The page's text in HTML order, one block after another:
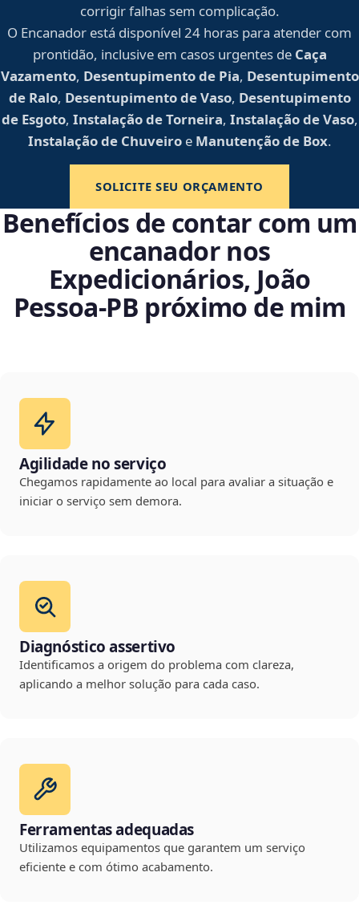
corrigir falhas sem complicação.
O Encanador está disponível 24 horas para atender com
prontidão, inclusive em casos urgentes de Caça
Vazamento, Desentupimento de Pia, Desentupimento
de Ralo, Desentupimento de Vaso, Desentupimento
de Esgoto, Instalação de Torneira, Instalação de Vaso,
Instalação de Chuveiroe Manutenção de Box.
SOLICITE SEU ORÇAMENTO
Benefícios de contar com um
encanador nos
Expedicionários, João
Pessoa‑PB próximo de mim
Agilidade no serviço
Chegamos rapidamente ao local para avaliar a situação e
iniciar o serviço sem demora.
Diagnóstico assertivo
Identificamos a origem do problema com clareza,
aplicando a melhor solução para cada caso.
Ferramentas adequadas
Utilizamos equipamentos que garantem um serviço
eficiente e com ótimo acabamento.